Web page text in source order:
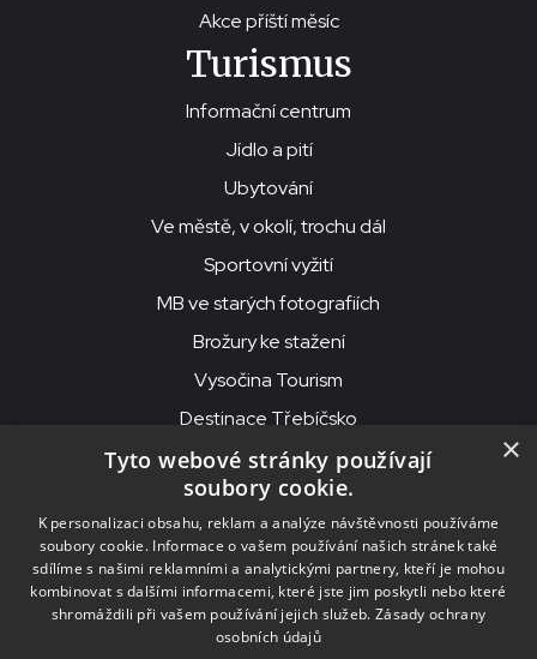
Akce příští měsíc
Turismus
Informační centrum
Jídlo a pití
Ubytování
Ve městě, v okolí, trochu dál
Sportovní vyžití
MB ve starých fotografiích
Brožury ke stažení
Vysočina Tourism
Destinace Třebíčsko
© 2026MKS Beseda Mor. Budějovice
MKS Beseda, příspěvková organizace, Purcnerova 62, 676 02
Moravské Budějovice
IČO: 00091758, DIČ: CZ00091758, ID datové schránky: chjn2kd
×
Tyto webové stránky používají
soubory cookie.
K personalizaci obsahu, reklam a analýze návštěvnosti používáme
soubory cookie. Informace o vašem používání našich stránek také
sdílíme s našimi reklamními a analytickými partnery, kteří je mohou
kombinovat s dalšími informacemi, které jste jim poskytli nebo které
shromáždili při vašem používání jejich služeb. Zásady ochrany
osobních údajů